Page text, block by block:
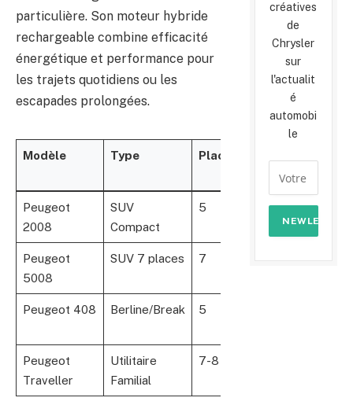
particulière. Son moteur hybride
rechargeable combine efficacité
énergétique et performance pour
les trajets quotidiens ou les
escapades prolongées.
Modèle Type Places
principale
Peugeot
2008
SUV
Compact
5
Maniabilité et
moderne
Peugeot
5008
SUV 7 places 7
Peugeot 408 Berline/Break 5
Peugeot
Traveller
Utilitaire
Familial
7-8
créatives
de
Chrysler
sur
l'actualit
é
automobi
le